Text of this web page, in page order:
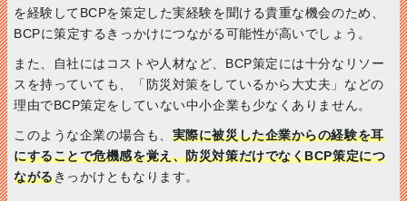
を経験してBCPを策定した実経験を聞ける貴重な機会のため、
BCPに策定するきっかけにつながる可能性が高いでしょう。
また、自社にはコストや人材など、BCP策定には十分なリソー
スを持っていても、「防災対策をしているから大丈夫」などの
理由でBCP策定をしていない中小企業も少なくありません。
このような企業の場合も、 実際に被災した企業からの経験を耳
にすることで危機感を覚え、防災対策だけでなくBCP策定につ
ながるきっかけともなります。